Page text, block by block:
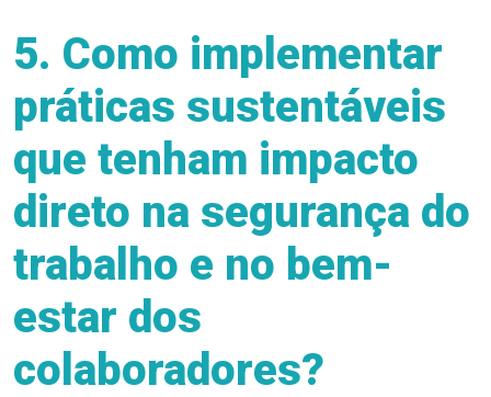
5. Como implementar
práticas sustentáveis
que tenham impacto
direto na segurança do
trabalho e no bem-
estar dos
colaboradores?